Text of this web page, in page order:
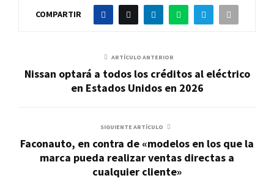
COMPARTIR
ARTÍCULO ANTERIOR
Nissan optará a todos los créditos al eléctrico
en Estados Unidos en 2026
SIGUIENTE ARTÍCULO
Faconauto, en contra de «modelos en los que la
marca pueda realizar ventas directas a
cualquier cliente»